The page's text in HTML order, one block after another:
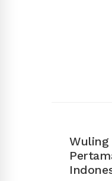
Wuling